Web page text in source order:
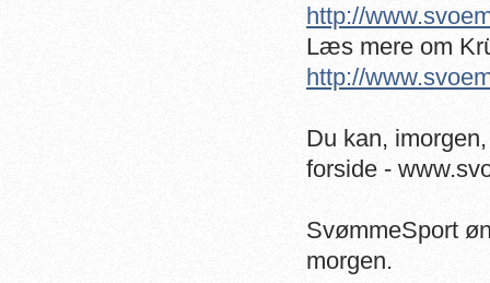
http://
Læs mere om
http://
Du kan,
forside -
SvømmeSport
morgen.